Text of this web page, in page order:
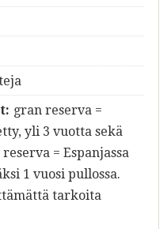
gran reserva =
yli 3 vuotta sekä
= Espanjassa
1 vuosi pullossa.
tarkoita